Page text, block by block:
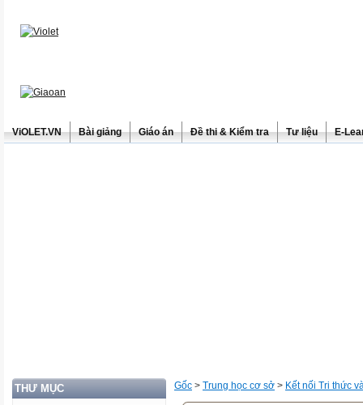
ViOLET.VN Bài giảng Giáo án Đề thi & Kiểm tra Tư liệu E-
THƯ MỤC Gốc > Trung học cơ sở > Kết nối Tri thức